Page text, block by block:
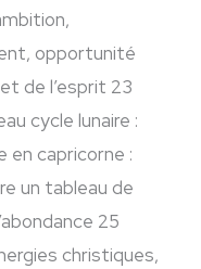
opportunité
de l’esprit 23
cycle lunaire :
en capricorne :
un tableau de
25
christiques,